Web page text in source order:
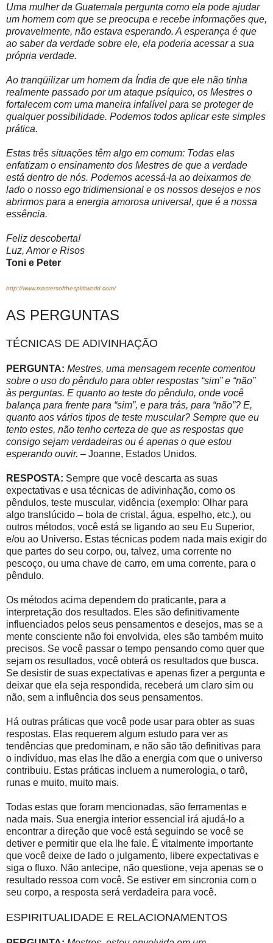
Uma mulher da Guatemala pergunta como ela pode ajudar
um homem com que se preocupa e recebe informações que,
provavelmente, não estava esperando. A esperança é que
ao saber da verdade sobre ele, ela poderia acessar a sua
própria verdade.
Ao tranqüilizar um homem da Índia de que ele não tinha
realmente passado por um ataque psíquico, os Mestres o
fortalecem com uma maneira infalível para se proteger de
qualquer possibilidade. Podemos todos aplicar este simples
prática.
Estas três situações têm algo em comum: Todas elas
enfatizam o ensinamento dos Mestres de que a verdade
está dentro de nós. Podemos acessá-la ao deixarmos de
lado o nosso ego tridimensional e os nossos desejos e nos
abrirmos para a energia amorosa universal, que é a nossa
essência.
Feliz descoberta!
Luz, Amor e Risos
Toni e Peter
http://www.mastersofthespiritworld.com/
AS PERGUNTAS
TÉCNICAS DE ADIVINHAÇÃO
PERGUNTA: Mestres, uma mensagem recente comentou
sobre o uso do pêndulo para obter respostas “sim” e “não”
às perguntas. E quanto ao teste do pêndulo, onde você
balança para frente para “sim”, e para trás, para “não”? E,
quanto aos vários tipos de teste muscular? Sempre que eu
tento estes, não tenho certeza de que as respostas que
consigo sejam verdadeiras ou é apenas o que estou
esperando ouvir. – Joanne, Estados Unidos.
RESPOSTA: Sempre que você descarta as suas
expectativas e usa técnicas de adivinhação, como os
pêndulos, teste muscular, vidência (exemplo: Olhar para
algo translúcido – bola de cristal, água, espelho, etc.), ou
outros métodos, você está se ligando ao seu Eu Superior,
e/ou ao Universo. Estas técnicas podem nada mais exigir do
que partes do seu corpo, ou, talvez, uma corrente no
pescoço, ou uma chave de carro, em uma corrente, para o
pêndulo.
Os métodos acima dependem do praticante, para a
interpretação dos resultados. Eles são definitivamente
influenciados pelos seus pensamentos e desejos, mas se a
mente consciente não foi envolvida, eles são também muito
precisos. Se você passar o tempo pensando como quer que
sejam os resultados, você obterá os resultados que busca.
Se desistir de suas expectativas e apenas fizer a pergunta e
deixar que ela seja respondida, receberá um claro sim ou
não, sem a influência dos seus pensamentos.
Há outras práticas que você pode usar para obter as suas
respostas. Elas requerem algum estudo para ver as
tendências que predominam, e não são tão definitivas para
o indivíduo, mas elas lhe dão a energia com que o universo
contribuiu. Estas práticas incluem a numerologia, o tarô,
runas e muito, muito mais.
Todas estas que foram mencionadas, são ferramentas e
nada mais. Sua energia interior essencial irá ajudá-lo a
encontrar a direção que você está seguindo se você se
detiver e permitir que ela lhe fale. É vitalmente importante
que você deixe de lado o julgamento, libere expectativas e
siga o fluxo. Não antecipe, não questione, veja apenas se o
resultado ressoa com você. Se estiver em sincronia com o
seu corpo, a resposta será verdadeira para você.
ESPIRITUALIDADE E RELACIONAMENTOS